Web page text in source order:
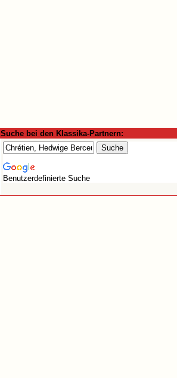
Suche bei den Klassika-Partnern:
Benutzerdefinierte Suche